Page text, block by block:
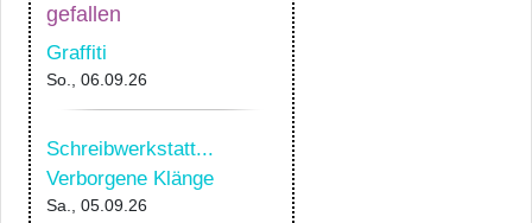
gefallen
Graffiti
So., 06.09.26
Schreibwerkstatt...
Verborgene Klänge
Sa., 05.09.26